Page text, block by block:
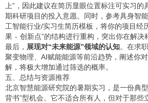
上”，因此建议在简历显眼位置标注可实习
期科研项目的投入意愿。同时，参考具身智
工智能行业/实习生简历模板 ，将你的项目
果 - 创新点”的结构进行重构，突出你在解决
最后， 展现对“未来能源”领域的认知。在求
聚变物理、AI赋能能源等前沿趋势，阐述你
解，将极大增加通过筛选的概率。
五、总结与资源推荐
北京智慧能源研究院的暑期实习，是一份典
背书”型机会。它不适合所有人，但对于那些